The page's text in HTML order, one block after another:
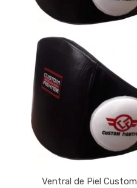
Ventral de Piel Custom